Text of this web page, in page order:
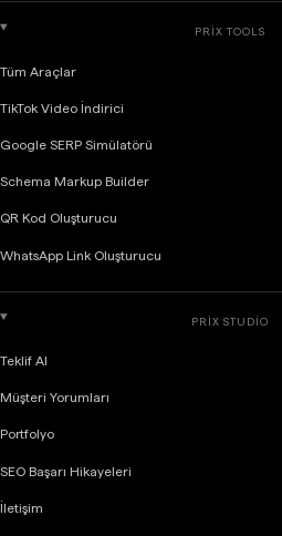
PRIX TOOLS
Tüm Araçlar
TikTok Video İndirici
Google SERP Simülatörü
Schema Markup Builder
QR Kod Oluşturucu
WhatsApp Link Oluşturucu
PRIX STUDIO
Teklif Al
Müşteri Yorumları
Portfolyo
SEO Başarı Hikayeleri
İletişim